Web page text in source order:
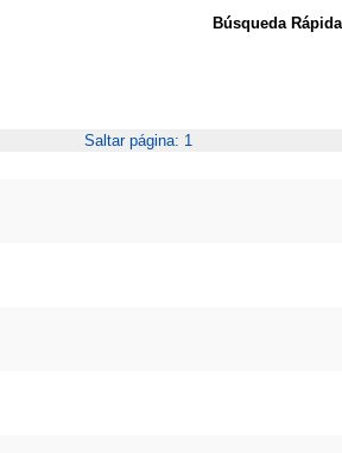
Búsqueda
Saltar página: 1